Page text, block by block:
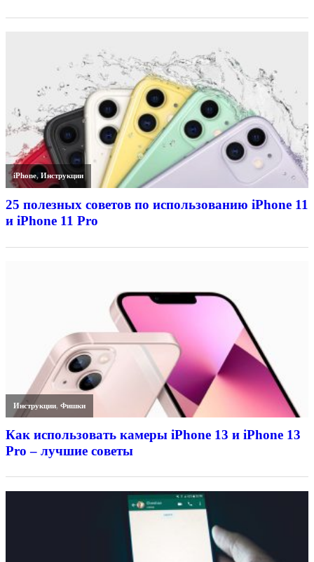
iPhone,Инструкции
25 полезных советов по использованию iPhone 11
и iPhone 11 Pro
Инструкции,Фишки
Как использовать камеры iPhone 13 и iPhone 13
Pro – лучшие советы